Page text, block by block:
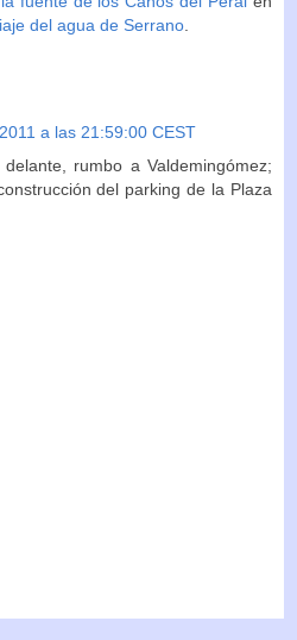
del agua de Serrano.
a las 21:59:00 CEST
rumbo a Valdemingómez;
del parking de la Plaza